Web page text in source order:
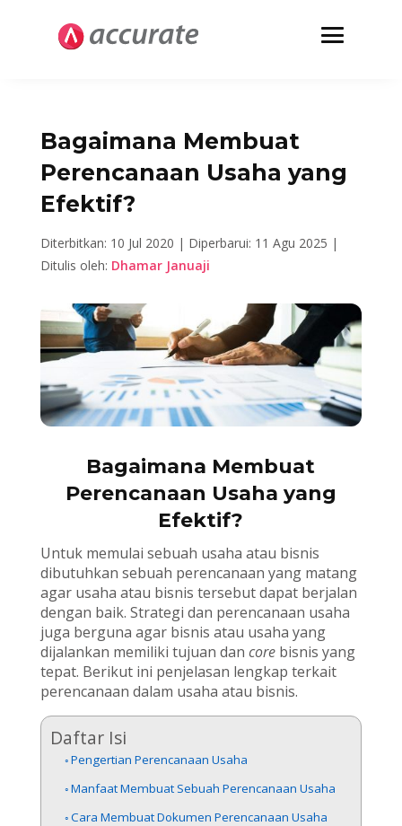
Bagaimana Membuat
Perencanaan Usaha yang
Efektif?
Diterbitkan: 10 Jul 2020 | Diperbarui: 11 Agu 2025 |
Ditulis oleh: Dhamar Januaji
Bagaimana Membuat
Perencanaan Usaha yang
Efektif?
Untuk memulai sebuah usaha atau bisnis
dibutuhkan sebuah perencanaan yang matang
agar usaha atau bisnis tersebut dapat berjalan
dengan baik. Strategi dan perencanaan usaha
juga berguna agar bisnis atau usaha yang
dijalankan memiliki tujuan dan corebisnis yang
tepat. Berikut ini penjelasan lengkap terkait
perencanaan dalam usaha atau bisnis.
Daftar Isi
Pengertian Perencanaan Usaha
Manfaat Membuat Sebuah Perencanaan Usaha
Cara Membuat Dokumen Perencanaan Usaha